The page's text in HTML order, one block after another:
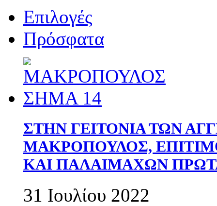
Επιλογές
Πρόσφατα
ΣΤΗΝ ΓΕΙΤΟΝΙΑ ΤΩΝ
ΜΑΚΡΟΠΟΥΛΟΣ,
ΚΑΙ ΠΑΛΑΙΜΑΧΩΝ
31 Ιουλίου 2022